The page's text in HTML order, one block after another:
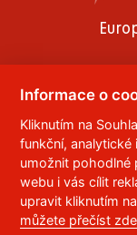
© 2023
532 10
Telefon: 466
Správce webu ,
Informace o
Kliknutím na
funkční,
umožnit pohodlné
webu i vás cílit
upravit kliknutím
můžete přečíst zde